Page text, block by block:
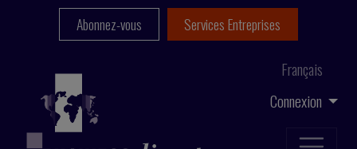
Connexion
Français
Abonnez-vous Services Entreprises